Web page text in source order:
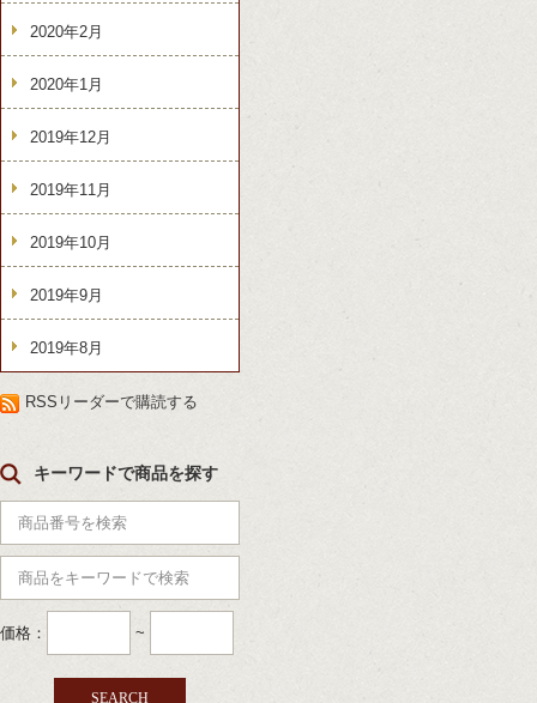
2020年2月
2020年1月
2019年12月
2019年11月
2019年10月
2019年9月
2019年8月
RSSリーダーで購読する
キーワードで商品を探す
価格： ~